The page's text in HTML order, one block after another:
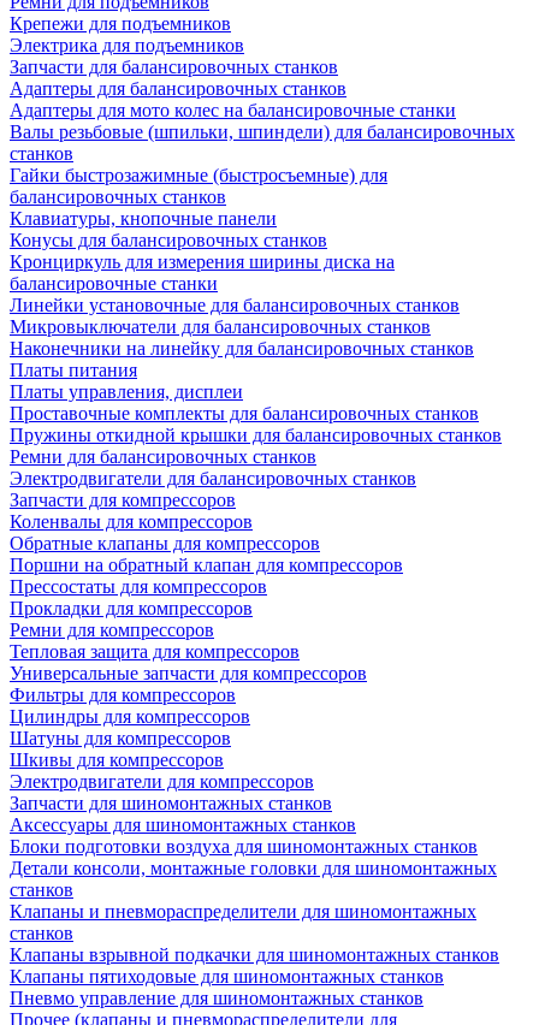
Крепежи для подъемников
Электрика для подъемников
Запчасти для балансировочных станков
Адаптеры для балансировочных станков
Адаптеры для мото колес на балансировочные станки
Валы резьбовые (шпильки, шпиндели) для балансировочных
станков
Гайки быстрозажимные (быстросъемные) для
балансировочных станков
Клавиатуры, кнопочные панели
Конусы для балансировочных станков
Кронциркуль для измерения ширины диска на
балансировочные станки
Линейки установочные для балансировочных станков
Микровыключатели для балансировочных станков
Наконечники на линейку для балансировочных станков
Платы питания
Платы управления, дисплеи
Проставочные комплекты для балансировочных станков
Пружины откидной крышки для балансировочных станков
Ремни для балансировочных станков
Электродвигатели для балансировочных станков
Запчасти для компрессоров
Коленвалы для компрессоров
Обратные клапаны для компрессоров
Поршни на обратный клапан для компрессоров
Прессостаты для компрессоров
Прокладки для компрессоров
Ремни для компрессоров
Тепловая защита для компрессоров
Универсальные запчасти для компрессоров
Фильтры для компрессоров
Цилиндры для компрессоров
Шатуны для компрессоров
Шкивы для компрессоров
Электродвигатели для компрессоров
Запчасти для шиномонтажных станков
Аксессуары для шиномонтажных станков
Блоки подготовки воздуха для шиномонтажных станков
Детали консоли, монтажные головки для шиномонтажных
станков
Клапаны и пневмораспределители для шиномонтажных
станков
Клапаны взрывной подкачки для шиномонтажных станков
Клапаны пятиходовые для шиномонтажных станков
Пневмо управление для шиномонтажных станков
Прочее (клапаны и пневмораспределители для